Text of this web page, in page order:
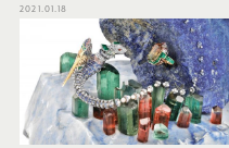
2021.01.18